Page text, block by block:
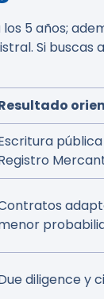
5 años;
Si buscas
diligence y